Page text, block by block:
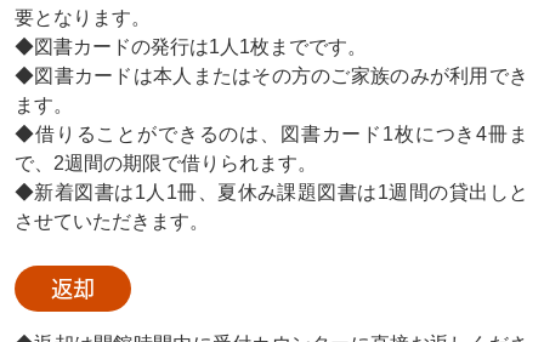
要となります。
◆図書カードの発行は1人1枚までです。
◆図書カードは本人またはその方のご家族のみが利用でき
ます。
◆借りることができるのは、図書カード1枚につき4冊ま
で、2週間の期限で借りられます。
◆新着図書は1人1冊、夏休み課題図書は1週間の貸出しと
させていただきます。
返却